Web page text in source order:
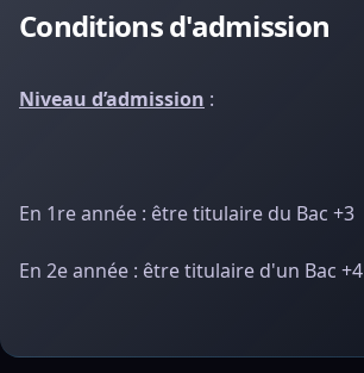
Conditions d'admission
Niveau d’admission :
En 1re année : être titulaire du Bac +3
En 2e année : être titulaire d'un Bac +4